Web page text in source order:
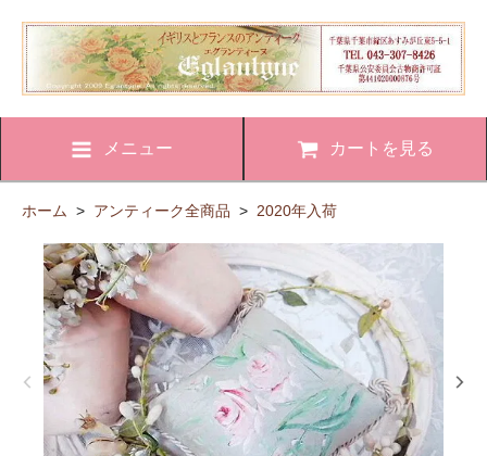
メニュー カートを見る
ホーム > アンティーク全商品 > 2020年入荷